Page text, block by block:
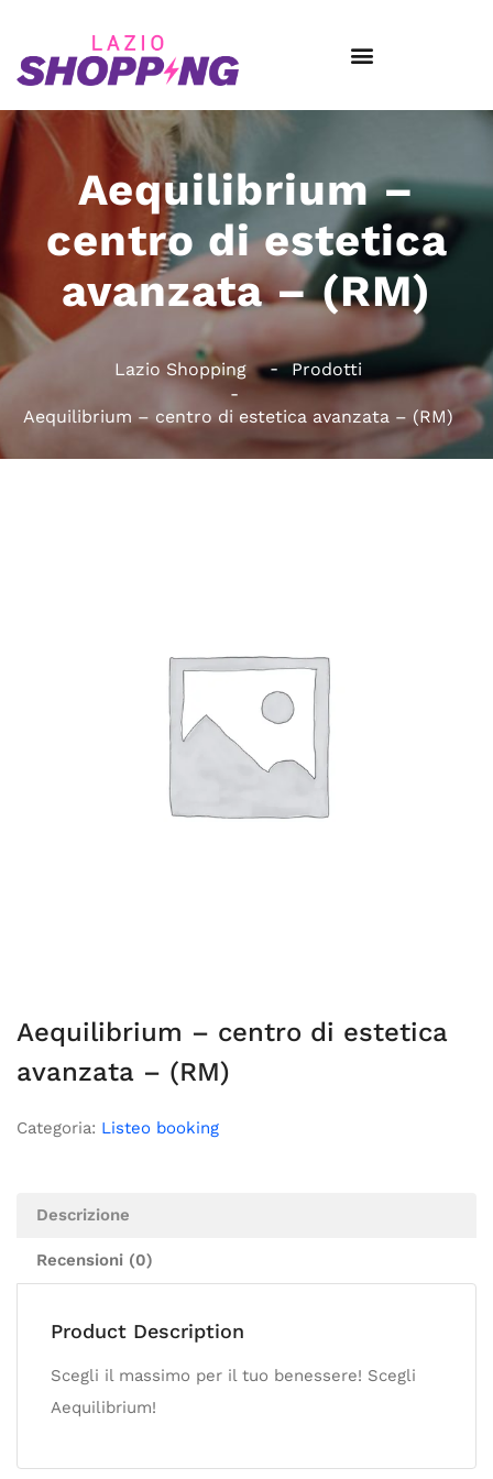
Aequilibrium –
centro di estetica
avanzata – (RM)
Lazio Shopping Prodotti
Aequilibrium – centro di estetica avanzata – (RM)
Aequilibrium – centro di estetica
avanzata – (RM)
Categoria: Listeo booking
Descrizione
Recensioni (0)
Product Description
Scegli il massimo per il tuo benessere! Scegli
Aequilibrium!